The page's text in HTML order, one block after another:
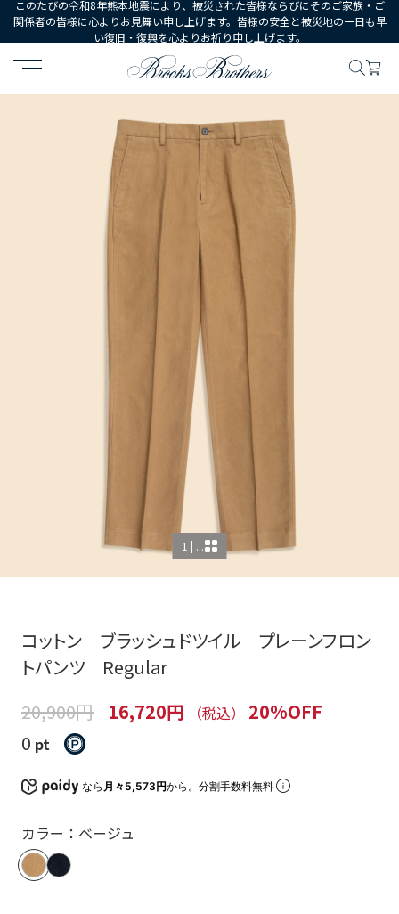
このたびの令和8年熊本地震により、被災された皆様ならびにそのご家族・ご
関係者の皆様に心よりお見舞い申し上げます。皆様の安全と被災地の一日も早
い復旧・復興を心よりお祈り申し上げます。
HOME ウェア ボトムス カジュアルパンツ コットン
1 | ...
コットン ブラッシュドツイル プレーンフロン
トパンツ Regular
20,900円
16,720円 （税込）
20%OFF
0 pt
なら 月々5,573円から。分割手数料無料
カラー：ベージュ